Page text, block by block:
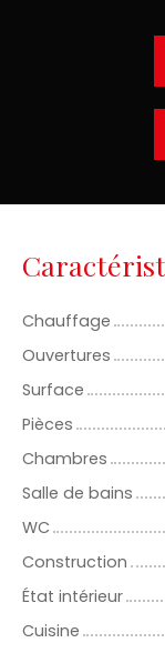
Chauffage
Ouvertures
Surface
Pièces
Chambres
Salle de bains
WC
Construction
État intérieur
Cuisine